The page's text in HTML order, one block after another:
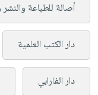
أصالة للطباعة والنشر
دار الكتب العلمية
دار الفارابي